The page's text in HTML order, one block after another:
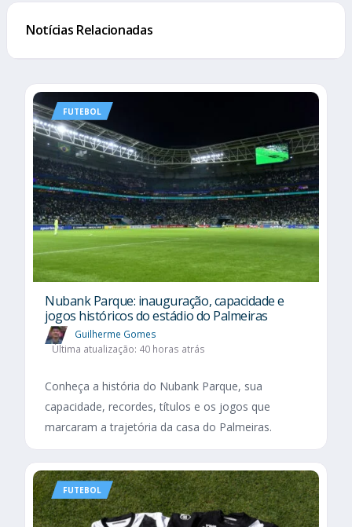
Notícias Relacionadas
FUTEBOL
Nubank Parque: inauguração, capacidade e
jogos históricos do estádio do Palmeiras
Guilherme Gomes
Última atualização: 40 horas atrás
Conheça a história do Nubank Parque, sua
capacidade, recordes, títulos e os jogos que
marcaram a trajetória da casa do Palmeiras.
FUTEBOL